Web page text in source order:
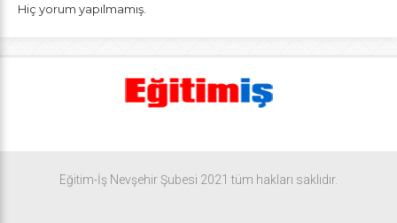
Hiç yorum yapılmamış.
Eğitim-İş Nevşehir Şubesi 2021 tüm hakları saklıdır.